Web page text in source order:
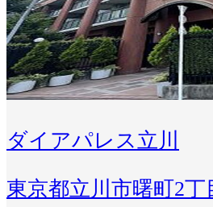
ダイアパレス立川
東京都立川市曙町2丁